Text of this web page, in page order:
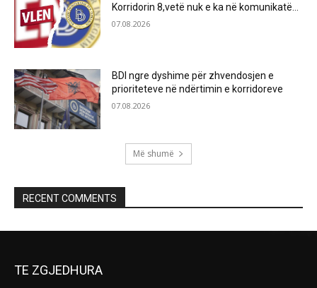
Korridorin 8,vetë nuk e ka në komunikatë…
07.08.2026
BDI ngre dyshime për zhvendosjen e
prioriteteve në ndërtimin e korridoreve
07.08.2026
Më shumë
RECENT COMMENTS
TE ZGJEDHURA